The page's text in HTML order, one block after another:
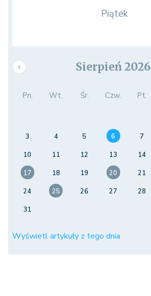
Piątek
Sierpień 2026
Pn. Wt. Śr. Czw. Pt.
3
4 5 6 7
10
11 12 13 14
17
18 19 20 21
24
25 26 27 28
31
Wyświetl artykuły z tego dnia